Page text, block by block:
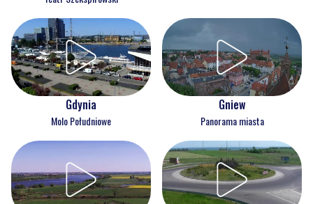
Gdynia
Molo Południowe
Gniew
Panorama miasta